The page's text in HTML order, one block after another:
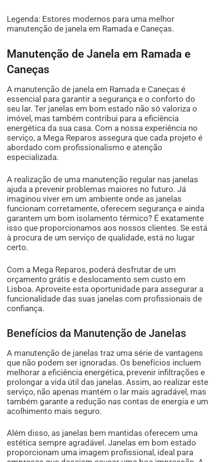
Legenda: Estores modernos para uma melhor
manutenção de janela em Ramada e Caneças.
Manutenção de Janela em Ramada e
Caneças
A manutenção de janela em Ramada e Caneças é
essencial para garantir a segurança e o conforto do
seu lar. Ter janelas em bom estado não só valoriza o
imóvel, mas também contribui para a eficiência
energética da sua casa. Com a nossa experiência no
serviço, a Mega Reparos assegura que cada projeto é
abordado com profissionalismo e atenção
especializada.
A realização de uma manutenção regular nas janelas
ajuda a prevenir problemas maiores no futuro. Já
imaginou viver em um ambiente onde as janelas
funcionam corretamente, oferecem segurança e ainda
garantem um bom isolamento térmico? É exatamente
isso que proporcionamos aos nossos clientes. Se está
à procura de um serviço de qualidade, está no lugar
certo.
Com a Mega Reparos, poderá desfrutar de um
orçamento grátis e deslocamento sem custo em
Lisboa. Aproveite esta oportunidade para assegurar a
funcionalidade das suas janelas com profissionais de
confiança.
Benefícios da Manutenção de Janelas
A manutenção de janelas traz uma série de vantagens
que não podem ser ignoradas. Os benefícios incluem
melhorar a eficiência energética, prevenir infiltrações e
prolongar a vida útil das janelas. Assim, ao realizar este
serviço, não apenas mantém o lar mais agradável, mas
também garante a redução nas contas de energia e um
acolhimento mais seguro.
Além disso, as janelas bem mantidas oferecem uma
estética sempre agradável. Janelas em bom estado
proporcionam uma imagem profissional, ideal para